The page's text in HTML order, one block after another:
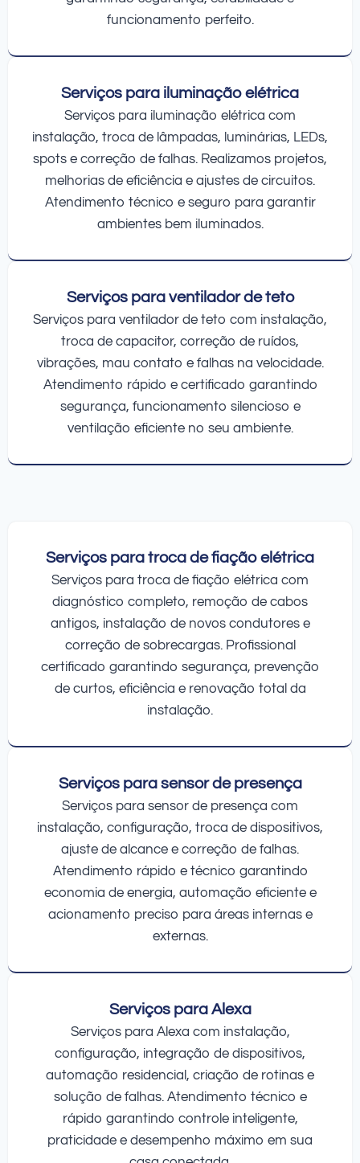
funcionamento perfeito.
Serviços para iluminação elétrica
Serviços para iluminação elétrica com
instalação, troca de lâmpadas, luminárias, LEDs,
spots e correção de falhas. Realizamos projetos,
melhorias de eficiência e ajustes de circuitos.
Atendimento técnico e seguro para garantir
ambientes bem iluminados.
Serviços para ventilador de teto
Serviços para ventilador de teto com instalação,
troca de capacitor, correção de ruídos,
vibrações, mau contato e falhas na velocidade.
Atendimento rápido e certificado garantindo
segurança, funcionamento silencioso e
ventilação eficiente no seu ambiente.
Serviços para troca de fiação elétrica
Serviços para troca de fiação elétrica com
diagnóstico completo, remoção de cabos
antigos, instalação de novos condutores e
correção de sobrecargas. Profissional
certificado garantindo segurança, prevenção
de curtos, eficiência e renovação total da
instalação.
Serviços para sensor de presença
Serviços para sensor de presença com
instalação, configuração, troca de dispositivos,
ajuste de alcance e correção de falhas.
Atendimento rápido e técnico garantindo
economia de energia, automação eficiente e
acionamento preciso para áreas internas e
externas.
Serviços para Alexa
Serviços para Alexa com instalação,
configuração, integração de dispositivos,
automação residencial, criação de rotinas e
solução de falhas. Atendimento técnico e
rápido garantindo controle inteligente,
praticidade e desempenho máximo em sua